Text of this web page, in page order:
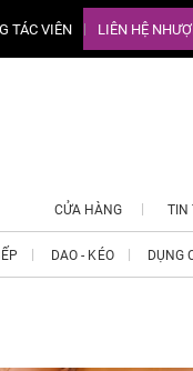
TÁC VIÊN LIÊN HỆ
CỬA HÀNG TIN
DAO - KÉO DỤNG